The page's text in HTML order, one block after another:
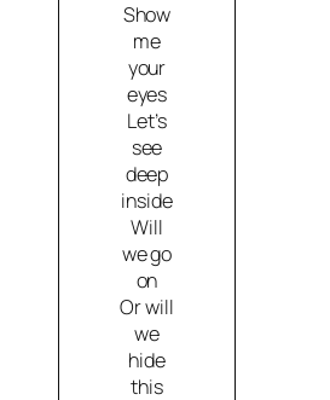
Show
me
your
eyes
Let’s
see
deep
inside
Will
we go
on
Or will
we
hide
this